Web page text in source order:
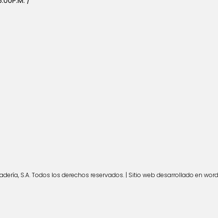
S.A. Todos los derechos reservados. | Sitio web desarrollado en